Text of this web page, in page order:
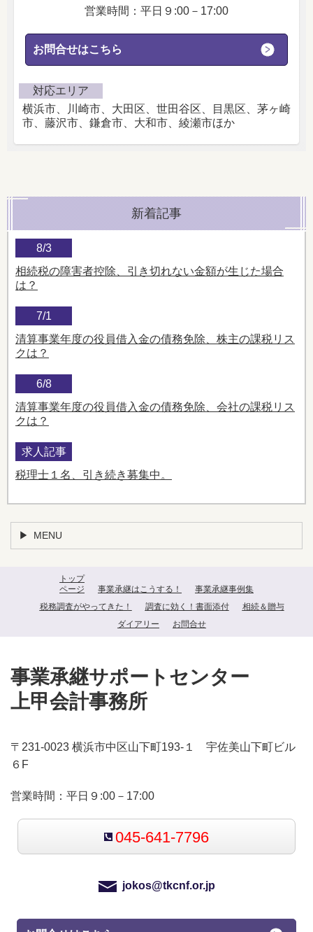
営業時間：平日９:00－17:00
お問合せはこちら
対応エリア
横浜市、川崎市、大田区、世田谷区、目黒区、茅ヶ崎
市、藤沢市、鎌倉市、大和市、綾瀬市ほか
新着記事
8/3
相続税の障害者控除、引き切れない金額が生じた場合
は？
7/1
清算事業年度の役員借入金の債務免除、株主の課税リス
クは？
6/8
清算事業年度の役員借入金の債務免除、会社の課税リス
クは？
求人記事
税理士１名、引き続き募集中。
MENU
トップ
ページ
事業承継はこうする！
事業承継事例集
税務調査がやってきた！
調査に効く！書面添付
相続＆贈与
ダイアリー
お問合せ
事業承継サポートセンター
上甲会計事務所
〒231-0023 横浜市中区山下町193-１ 宇佐美山下町ビル
６F
営業時間：平日９:00－17:00
045-641-7796
jokos@tkcnf.or.jp